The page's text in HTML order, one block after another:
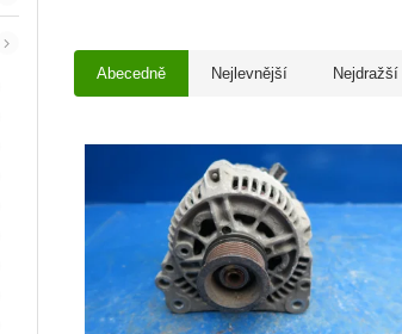
Abecedně Nejlevnější Nejdražší